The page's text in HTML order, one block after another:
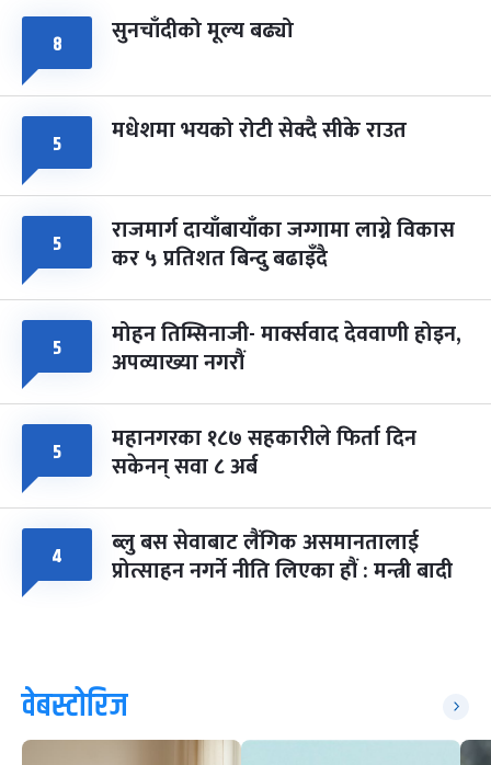
८ सुनचाँदीको मूल्य बढ्यो
५ मधेशमा भयको रोटी सेक्दै सीके राउत
५ राजमार्ग दायाँबायाँका जग्गामा लाग्ने विकास
कर ५ प्रतिशत बिन्दु बढाइँदै
५ मोहन तिम्सिनाजी- मार्क्सवाद देववाणी होइन,
अपव्याख्या नगरौं
५ महानगरका १८७ सहकारीले फिर्ता दिन
सकेनन् सवा ८ अर्ब
४ ब्लु बस सेवाबाट लैंगिक असमानतालाई
प्रोत्साहन नगर्ने नीति लिएका हौं : मन्त्री बादी
वेबस्टोरिज